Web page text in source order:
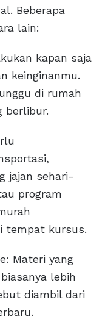
Beberapa
lain:
kapan saja
keinginanmu.
di rumah
berlibur.
jajan sehari-
program
tempat kursus.
Materi yang
lebih
diambil dari